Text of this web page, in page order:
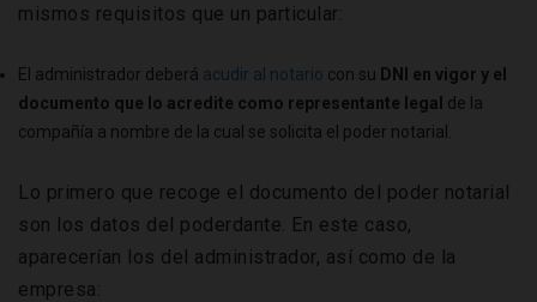
mismos requisitos que un particular:
El administrador deberá acudir al notario con su DNI en vigor y el
documento que lo acredite como representante legal de la
compañía a nombre de la cual se solicita el poder notarial.
Lo primero que recoge el documento del poder notarial
son los datos del poderdante. En este caso,
aparecerían los del administrador, así como de la
empresa: